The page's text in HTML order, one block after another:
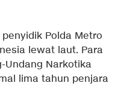
Polda Metro
lewat laut. Para
Undang Narkotika
lima tahun penjara